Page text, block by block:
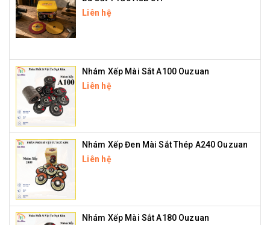
Liên hệ
Nhám Xếp Mài Sắt A100 Ouzuan
Liên hệ
Nhám Xếp Đen Mài Sắt Thép A240 Ouzuan
Liên hệ
Nhám Xếp Mài Sắt A180 Ouzuan